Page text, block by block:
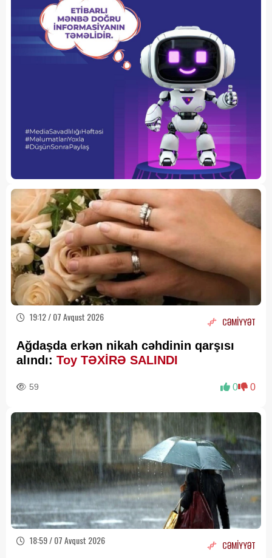
19:12 / 07 Avqust 2026 CƏMİYYƏT
Ağdaşda erkən nikah cəhdinin qarşısı
alındı: Toy TƏXİRƏ SALINDI
59 0 0
18:59 / 07 Avqust 2026 CƏMİYYƏT